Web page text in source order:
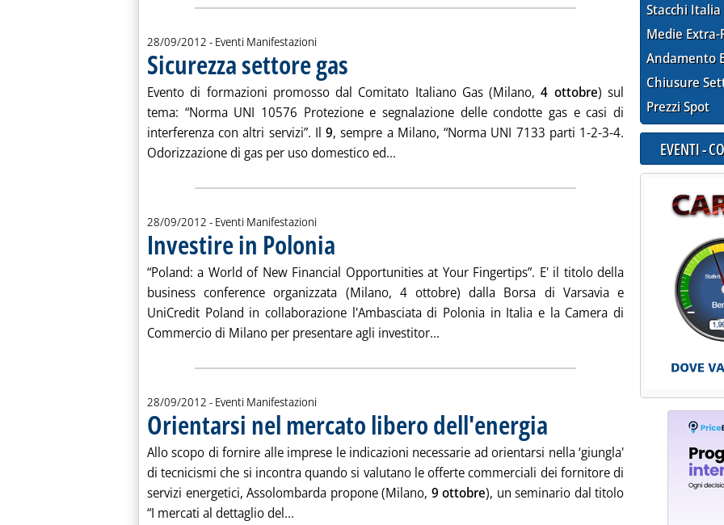
28/09/2012 - Eventi Manifestazioni
Sicurezza settore gas
Evento di formazioni promosso dal Comitato Italiano Gas (Milano,4 ottobre) sul
tema: “Norma UNI 10576 Protezione e segnalazione delle condotte gas e casi di
interferenza con altri servizi”. Il9, sempre a Milano, “Norma UNI 7133 parti 1-2-3-4.
Odorizzazione di gas per uso domestico ed...
28/09/2012 - Eventi Manifestazioni
Investire in Polonia
“Poland: a World of New Financial Opportunities at Your Fingertips”. E' il titolo della
business conference organizzata (Milano, 4 ottobre) dalla Borsa di Varsavia e
UniCredit Poland in collaborazione l'Ambasciata di Polonia in Italia e la Camera di
Commercio di Milano per presentare agli investitor...
28/09/2012 - Eventi Manifestazioni
Orientarsi nel mercato libero dell'energia . Pubblicata venerdì 28 settembre 2012 alle
Allo scopo di fornire alle imprese le indicazioni necessarie ad orientarsi nella ‘giungla'
di tecnicismi che si incontra quando si valutano le offerte commerciali dei fornitore di
servizi energetici, Assolombarda propone (Milano, 9 ottobre), un seminario dal titolo
“I mercati al dettaglio del...
Stacchi Italia
Medie Extra-
Andamento
Chiusure
Prezzi Spot
EVENTI -